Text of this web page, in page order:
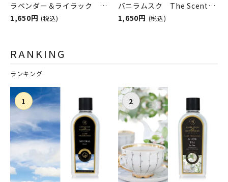
ラベンダー＆ライラック
The Scented Home by
1,650円 (税込)
バニラムスク The Scented
Home by Ashleigh＆
1,650円 (税込)
RANKING
ランキング